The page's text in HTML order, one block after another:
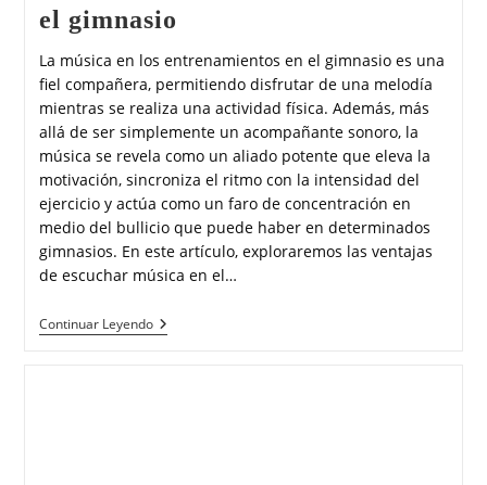
el gimnasio
La música en los entrenamientos en el gimnasio es una
fiel compañera, permitiendo disfrutar de una melodía
mientras se realiza una actividad física. Además, más
allá de ser simplemente un acompañante sonoro, la
música se revela como un aliado potente que eleva la
motivación, sincroniza el ritmo con la intensidad del
ejercicio y actúa como un faro de concentración en
medio del bullicio que puede haber en determinados
gimnasios. En este artículo, exploraremos las ventajas
de escuchar música en el…
Continuar Leyendo